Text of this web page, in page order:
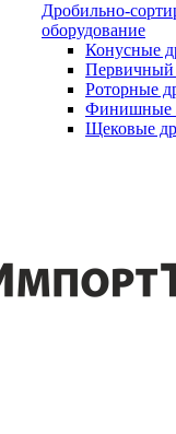
Дробильно-
оборудование
Конусные
Первичный
Роторные
Финишные
Щековые